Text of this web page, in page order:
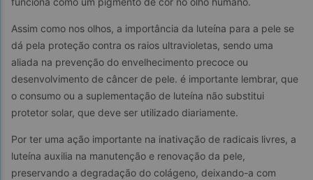
Assim como nos olhos, a importância da luteína para a pele se
dá pela proteção contra os raios ultravioletas, sendo uma
aliada na prevenção do envelhecimento precoce ou
desenvolvimento de câncer de pele. é importante lembrar, que
o consumo ou a suplementação de luteína não substitui
protetor solar, que deve ser utilizado diariamente.
Por ter uma ação importante na inativação de radicais livres, a
luteína auxilia na manutenção e renovação da pele,
preservando a degradação do colágeno, deixando-a com